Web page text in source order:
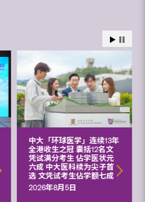
中大「环球医学」连续13年
全港收生之冠 囊括12名文
凭试满分考生 佔学医状元
六成 中大医科续为尖子首
选 文凭试考生佔学额七成
2026年8月5日